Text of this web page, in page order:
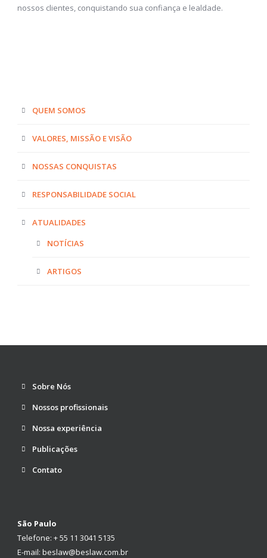
nossos clientes, conquistando sua confiança e lealdade.
QUEM SOMOS
VALORES, MISSÃO E VISÃO
NOSSAS CONQUISTAS
RESPONSABILIDADE SOCIAL
ATUALIDADES
NOTÍCIAS
ARTIGOS
Sobre Nós
Nossos profissionais
Nossa experiência
Publicações
Contato
São Paulo
Telefone: + 55 11 3041 5135
E-mail: beslaw@beslaw.com.br